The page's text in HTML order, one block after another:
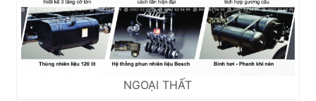
NGOẠI THẤT